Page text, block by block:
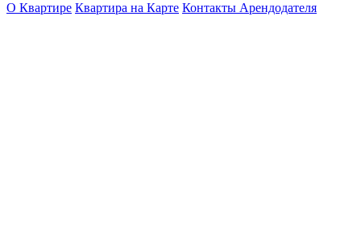
О Квартире Квартира на Карте Контакты Арендодателя